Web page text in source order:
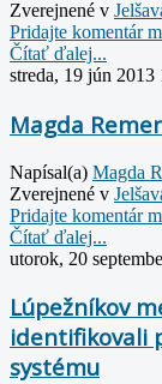
Zverejnené v
Pridajte komentár
Čítať ďalej...
streda, 19 jún 2013
Magda
Napísal(a) Magda
Zverejnené v
Pridajte komentár
Čítať ďalej...
utorok, 20
Lúpežníkov
identifikovali
systému